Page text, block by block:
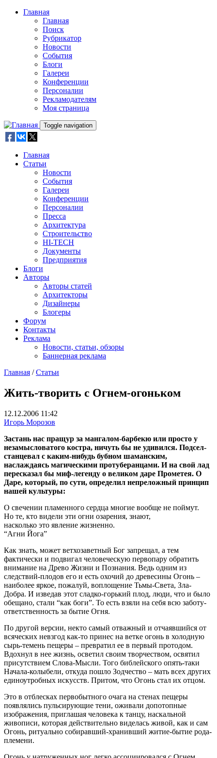
Skip to main content
Главная
Главная
Поиск
Рубрикатор
Новости
События
Блоги
Галереи
Конференции
Персоналии
Рекламодателям
Моя страница
Toggle navigation
Главная
Статьи
Новости
События
Галереи
Конференции
Персоналии
Пресса
Архитектура
Строительство
HI-TECH
Документы
Предприятия
Блоги
Авторы
Авторы статей
Архитекторы
Дизайнеры
Блогеры
Форум
Контакты
Реклама
Новости, статьи, обзоры
Баннерная реклама
Главная / Статьи
Жить-творить с Огнем-огоньком
12.12.2006 11:42
Игорь Морозов
Застань нас пращур за мангалом-барбекю или просто у
незамысловатого костра, ничуть бы не удивился. Подсел-
станцевал с каким-нибудь бубном шаманским,
наслаждаясь магическими протуберанцами. И на свой лад
пересказал бы миф-легенду о великом даре Прометея. О
Даре, который, по сути, определил непреложный принцип
нашей культуры:
О свечении пламенного сердца многие вообще не поймут.
Но те, кто видели эти огни озарения, знают,
насколько это явление жизненно.
“Агни Йога”
Как знать, может ветхозаветный Бог запрещал, а тем
фактически и подвигал человеческую первопару обратить
внимание на Древо Жизни и Познания. Ведь одним из
следствий-плодов его и есть охочий до древесины Огонь –
наиболее яркое, пожалуй, воплощение Тьмы-Света, Зла-
Добра. И изведав этот сладко-горький плод, люди, что и было
обещано, стали “как боги”. То есть взяли на себя всю заботу-
ответственность за бытие Огня.
По другой версии, некто самый отважный и отчаявшийся от
всяческих невзгод как-то принес на ветке огонь в холодную
сырь-темень пещеры – превратил ее в первый протодом.
Вдохнул в нее жизнь, осветил своим творчеством, освятил
присутствием Слова-Мысли. Того библейского опять-таки
Начала-колыбели, откуда пошло Зодчество – мать всех других
единоутробных искусств. Притом, что Огонь стал их отцом.
Это в отблесках первобытного очага на стенах пещеры
появлялись пульсирующие тени, оживали допотопные
изображения, приглашая человека к танцу, наскальной
живописи, которая действительно виделась живой, как и сам
Огонь, ритуально собиравший-хранивший житие-бытие рода-
племени.